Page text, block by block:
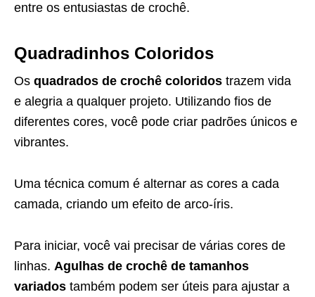
entre os entusiastas de crochê.
Quadradinhos Coloridos
Os quadrados de crochê coloridos trazem vida
e alegria a qualquer projeto. Utilizando fios de
diferentes cores, você pode criar padrões únicos e
vibrantes.
Uma técnica comum é alternar as cores a cada
camada, criando um efeito de arco-íris.
Para iniciar, você vai precisar de várias cores de
linhas. Agulhas de crochê de tamanhos
variados também podem ser úteis para ajustar a